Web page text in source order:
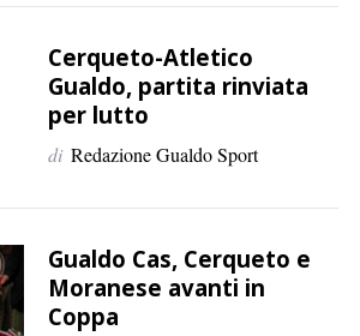
Cerqueto-Atletico
Gualdo, partita rinviata
per lutto
di Redazione Gualdo Sport
Gualdo Cas, Cerqueto e
Moranese avanti in
Coppa